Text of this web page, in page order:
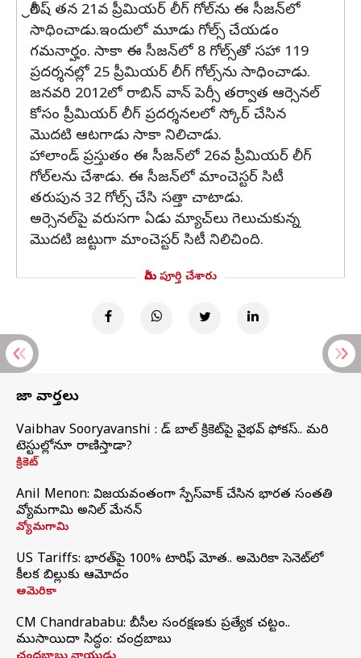
గ్రీలిష్ తన 21వ ప్రీమియర్ లీగ్ గోల్‌ను ఈ సీజన్‌లో
సాధించాడు.ఇందులో మూడు గోల్స్ చేయడం
గమనార్హం. సాకా ఈ సీజన్‌లో 8 గోల్స్‌తో సహా 119
ప్రదర్శనల్లో 25 ప్రీమియర్ లీగ్ గోల్స్‌ను సాధించాడు.
జనవరి 2012లో రాబిన్ వాన్ పెర్సీ తర్వాత ఆర్సెనల్
కోసం ప్రీమియర్ లీగ్ ప్రదర్శనలలో స్కోర్ చేసిన
మొదటి ఆటగాడు సాకా నిలిచాడు.
హాలాండ్ ప్రస్తుతం ఈ సీజన్‌లో 26వ ప్రీమియర్ లీగ్
గోల్‌లను చేశాడు. ఈ సీజన్‌లో మాంచెస్టర్ సిటీ
తరుపున 32 గోల్స్ చేసి సత్తా చాటాడు.
అర్సెనల్‌పై వరుసగా ఏడు మ్యాచ్‌లు గెలుచుకున్న
మొదటి జట్టుగా మాంచెస్టర్ సిటీ నిలిచింది.
మీరు పూర్తి చేశారు
తాజా వార్తలు
Vaibhav Sooryavanshi : రెడ్ బాల్ క్రికెట్‌పై వైభవ్ ఫోకస్.. మరి
టెస్టుల్లోనూ రాణిస్తాడా?
క్రికెట్
Anil Menon: విజయవంతంగా స్పేస్‌వాక్‌ చేసిన భారత సంతతి
వ్యోమగామి అనిల్‌ మేనన్
వ్యోమగామి
US Tariffs: భారత్‌పై 100% టారిఫ్‌ మోత.. అమెరికా సెనెట్‌లో
కీలక బిల్లుకు ఆమోదం
అమెరికా
CM Chandrababu: బీసీల సంరక్షణకు ప్రత్యేక చట్టం..
ముసాయిదా సిద్ధం: చంద్రబాబు